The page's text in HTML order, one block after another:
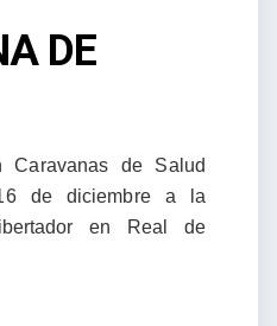
DE
Caravanas de Salud
de diciembre a la
en Real de